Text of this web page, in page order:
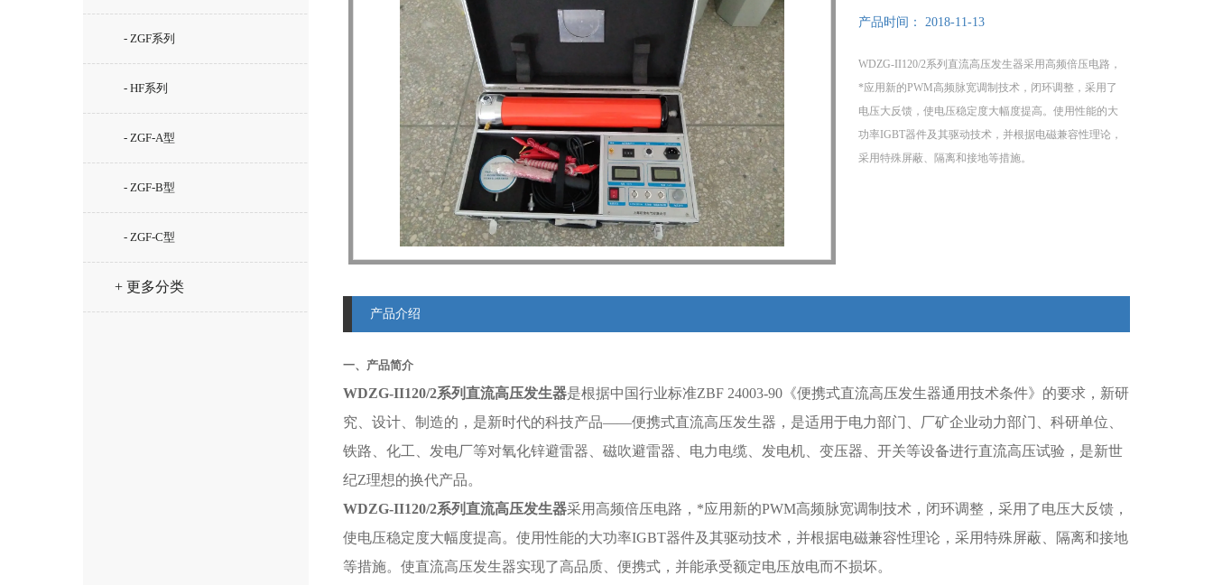
- ZGF系列
- HF系列
- ZGF-A型
- ZGF-B型
- ZGF-C型
+ 更多分类
产品时间： 2018-11-13
WDZG-II120/2系列直流高压发生器采用高频倍压电路，
*应用新的PWM高频脉宽调制技术，闭环调整，采用了
电压大反馈，使电压稳定度大幅度提高。使用性能的大
功率IGBT器件及其驱动技术，并根据电磁兼容性理论，
采用特殊屏蔽、隔离和接地等措施。
产品介绍
一、产品简介
WDZG-II120/2系列直流高压发生器是根据中国行业标准ZBF 24003-90《便携式直流高压发生器通用技术条件》的要求，新研
究、设计、制造的，是新时代的科技产品——便携式直流高压发生器，是适用于电力部门、厂矿企业动力部门、科研单位、
铁路、化工、发电厂等对氧化锌避雷器、磁吹避雷器、电力电缆、发电机、变压器、开关等设备进行直流高压试验，是新世
纪Z理想的换代产品。
WDZG-II120/2系列直流高压发生器采用高频倍压电路，*应用新的PWM高频脉宽调制技术，闭环调整，采用了电压大反馈，
使电压稳定度大幅度提高。使用性能的大功率IGBT器件及其驱动技术，并根据电磁兼容性理论，采用特殊屏蔽、隔离和接地
等措施。使直流高压发生器实现了高品质、便携式，并能承受额定电压放电而不损坏。